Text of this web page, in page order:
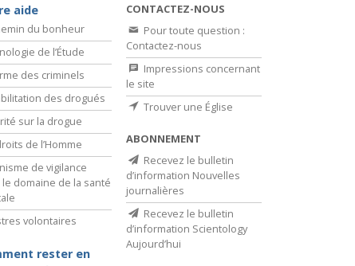
aide
du bonheur
de l’Étude
des criminels
des drogués
sur la drogue
de l’Homme
de vigilance
le domaine de la santé
volontaires
rester en
CONTACTEZ-NOUS
Pour toute question :
Contactez-nous
Impressions concernant
le site
Trouver une Église
ABONNEMENT
Recevez le bulletin
d’information Nouvelles
journalières
Recevez le bulletin
d’information Scientology
Aujourd’hui